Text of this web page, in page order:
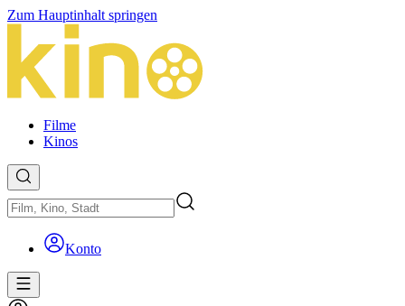
Zum Hauptinhalt springen
Filme
Kinos
Konto